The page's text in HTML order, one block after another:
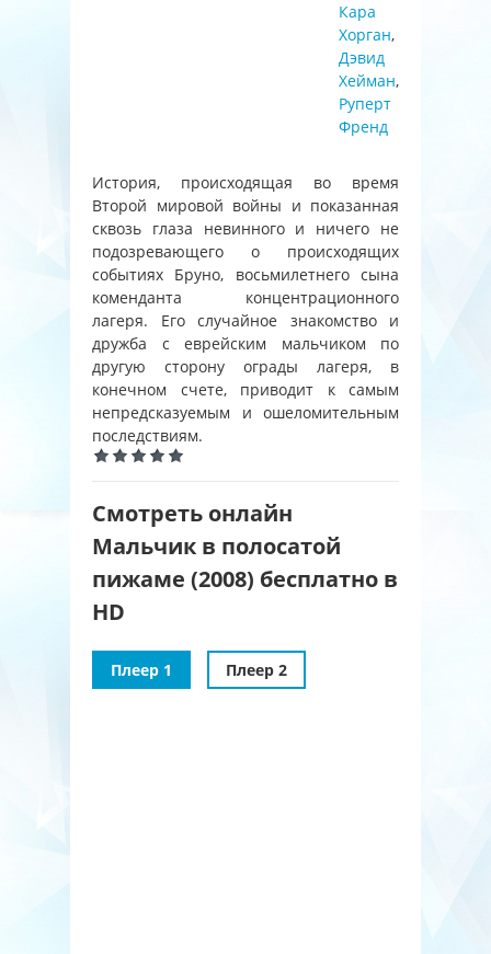
Кара
Хорган,
Дэвид
Хейман,
Руперт
Френд
История, происходящая во время
Второй мировой войны и показанная
сквозь глаза невинного и ничего не
подозревающего о происходящих
событиях Бруно, восьмилетнего сына
коменданта концентрационного
лагеря. Его случайное знакомство и
дружба с еврейским мальчиком по
другую сторону ограды лагеря, в
конечном счете, приводит к самым
непредсказуемым и ошеломительным
последствиям.
Смотреть онлайн
Мальчик в полосатой
пижаме (2008) бесплатно в
HD
Плеер 1 Плеер 2